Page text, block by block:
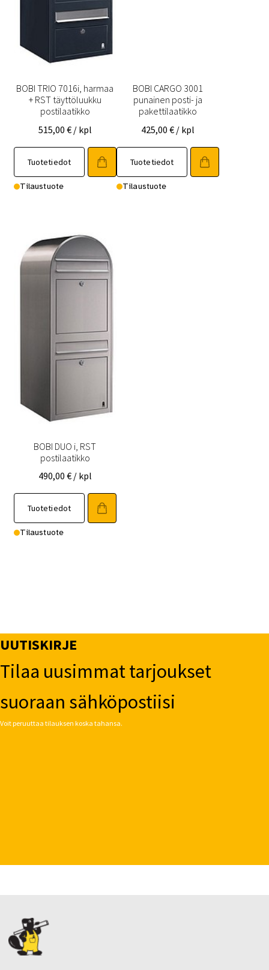
BOBI TRIO 7016i, harmaa
+ RST täyttöluukku
postilaatikko
515,00 € / kpl
Tuotetiedot
Tilaustuote
BOBI CARGO 3001
punainen posti- ja
pakettilaatikko
425,00€ / kpl
Tuotetiedot
Tilaustuote
BOBI DUO i, RST
postilaatikko
490,00 € / kpl
Tuotetiedot
Tilaustuote
UUTISKIRJE
Tilaa uusimmat tarjoukset
suoraan sähköpostiisi
Voit peruuttaa tilauksen koska tahansa.